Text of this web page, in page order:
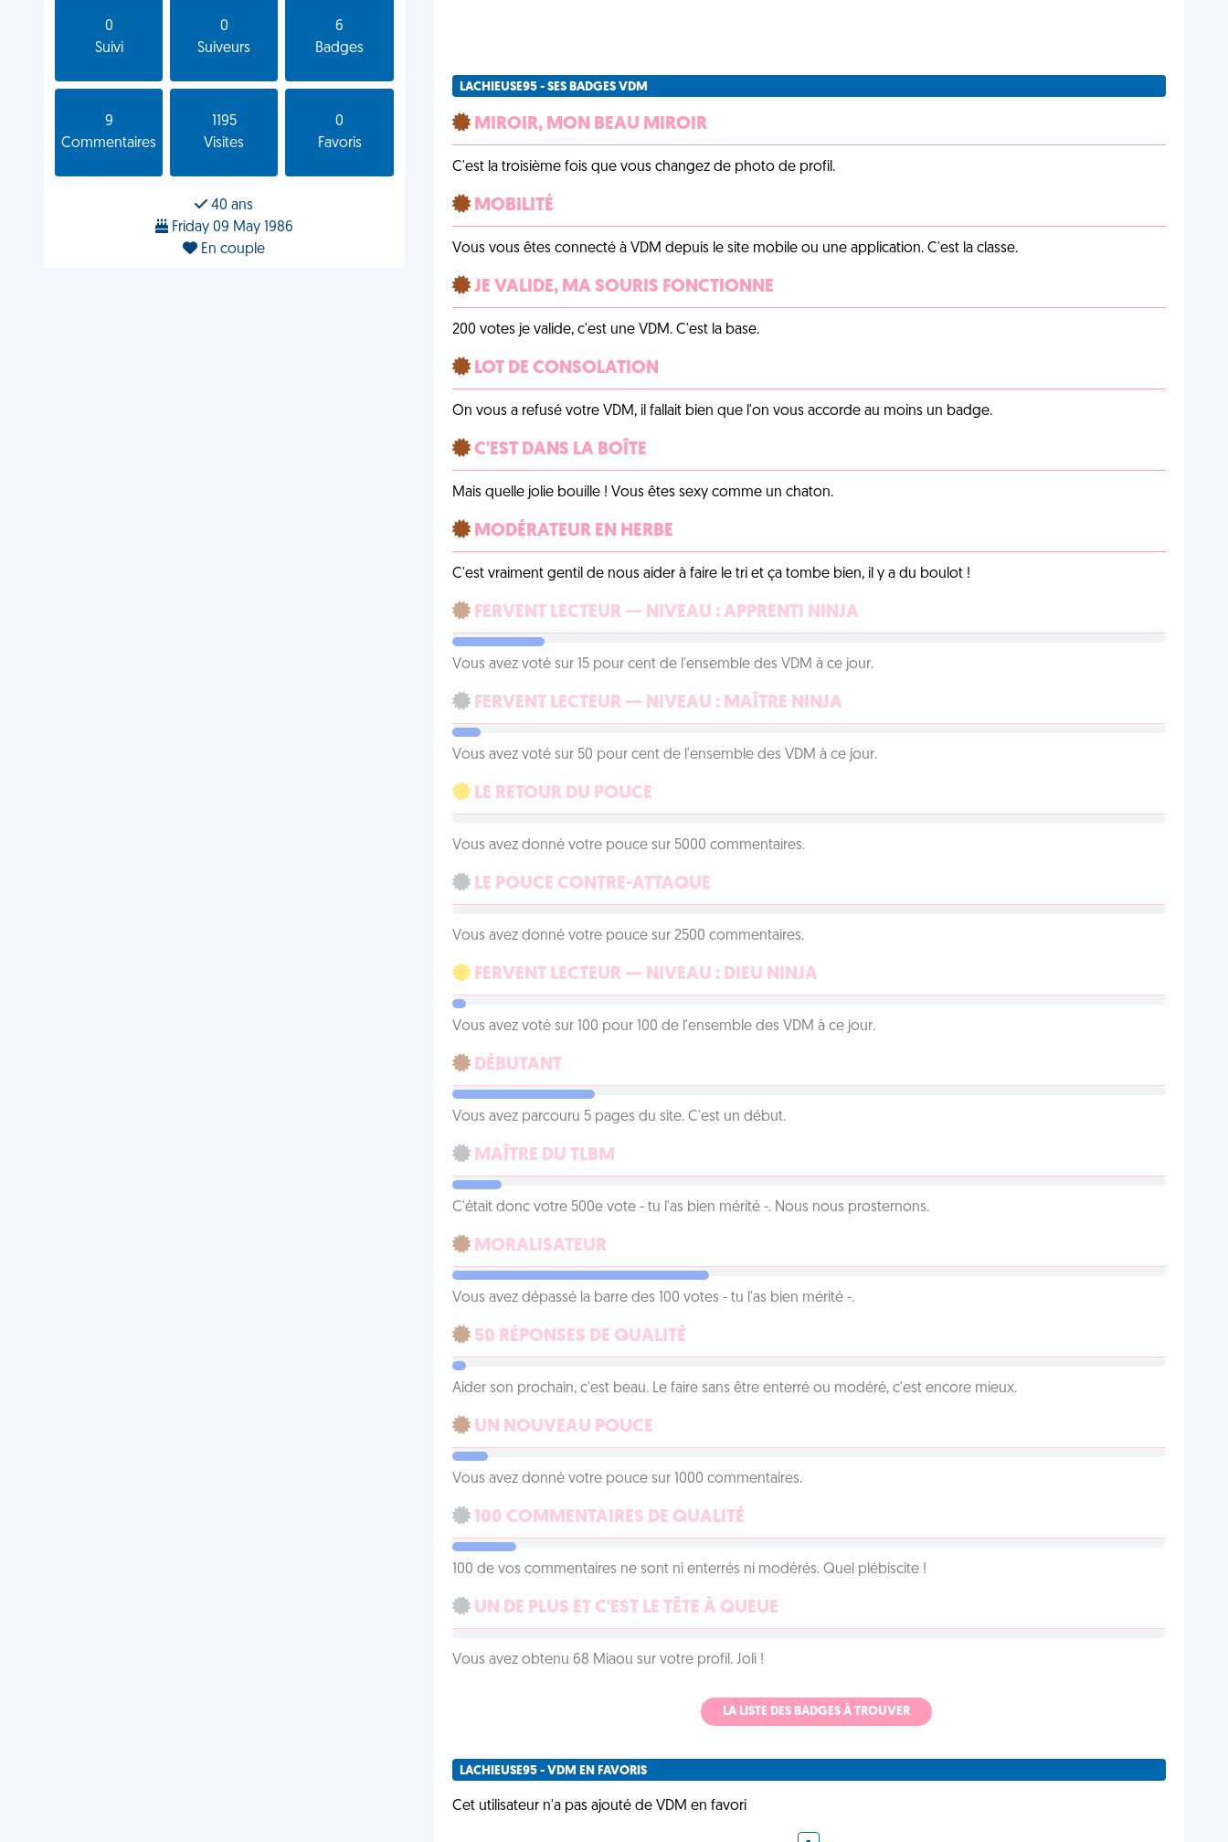
0
Suivi
0
Suiveurs
6
Badges
9
Commentaires
1195
Visites
0
Favoris
40 ans
Friday 09 May 1986
En couple
LACHIEUSE95 - SES BADGES VDM
MIROIR, MON BEAU MIROIR
C'est la troisième fois que vous changez de photo de profil.
MOBILITÉ
Vous vous êtes connecté à VDM depuis le site mobile ou une application. C'est la classe.
JE VALIDE, MA SOURIS FONCTIONNE
200 votes je valide, c'est une VDM. C'est la base.
LOT DE CONSOLATION
On vous a refusé votre VDM, il fallait bien que l'on vous accorde au moins un badge.
C'EST DANS LA BOÎTE
Mais quelle jolie bouille ! Vous êtes sexy comme un chaton.
MODÉRATEUR EN HERBE
C'est vraiment gentil de nous aider à faire le tri et ça tombe bien, il y a du boulot !
FERVENT LECTEUR — NIVEAU : APPRENTI NINJA
Vous avez voté sur 15 pour cent de l'ensemble des VDM à ce jour.
FERVENT LECTEUR — NIVEAU : MAÎTRE NINJA
Vous avez voté sur 50 pour cent de l'ensemble des VDM à ce jour.
LE RETOUR DU POUCE
Vous avez donné votre pouce sur 5000 commentaires.
LE POUCE CONTRE-ATTAQUE
Vous avez donné votre pouce sur 2500 commentaires.
FERVENT LECTEUR — NIVEAU : DIEU NINJA
Vous avez voté sur 100 pour 100 de l'ensemble des VDM à ce jour.
DÉBUTANT
Vous avez parcouru 5 pages du site. C'est un début.
MAÎTRE DU TLBM
C'était donc votre 500e vote - tu l'as bien mérité -. Nous nous prosternons.
MORALISATEUR
Vous avez dépassé la barre des 100 votes - tu l'as bien mérité -.
50 RÉPONSES DE QUALITÉ
Aider son prochain, c'est beau. Le faire sans être enterré ou modéré, c'est encore mieux.
UN NOUVEAU POUCE
Vous avez donné votre pouce sur 1000 commentaires.
100 COMMENTAIRES DE QUALITÉ
100 de vos commentaires ne sont ni enterrés ni modérés. Quel plébiscite !
UN DE PLUS ET C'EST LE TÊTE À QUEUE
Vous avez obtenu 68 Miaou sur votre profil. Joli !
LA LISTE DES BADGES À TROUVER
LACHIEUSE95 - VDM EN FAVORIS
Cet utilisateur n'a pas ajouté de VDM en favori